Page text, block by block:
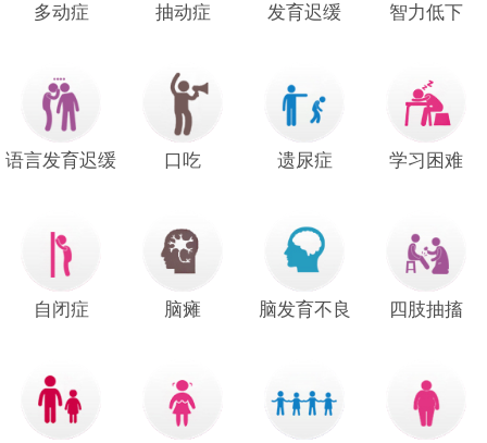
多动症 抽动症 发育迟缓 智力低下
语言发育迟缓 口吃 遗尿症 学习困难
自闭症 脑瘫 脑发育不良 四肢抽搐